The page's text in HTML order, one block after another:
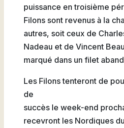
puissance en troisième
Filons sont revenus à la
autres, soit ceux de
Nadeau et de Vincent
marqué dans un filet
Les Filons tenteront de
de
succès le week-end
recevront les Nordiques